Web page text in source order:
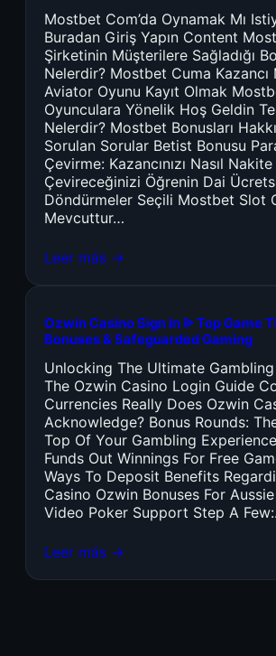
Mostbet Com’da Oynamak Mı
Buradan Giriş Yapın Content
Şirketinin Müşterilere Sağladığı
Nelerdir? Mostbet Cuma Kazancı
Aviator Oyunu Kayıt Olmak
Oyunculara Yönelik Hoş Geldin
Nelerdir? Mostbet Bonusları
Sorulan Sorular Betist Bonusu
Çevirme: Kazancınızı Nasıl Nakite
Çevireceğinizi Öğrenin Dai
Döndürmeler Seçili Mostbet Slot
Mevcuttur…
Leer más →
Ozwin Casino Sign In ᐉ Top Game
Bonuses & Safeguarded Gaming
Unlocking The Ultimate
The Ozwin Casino Login Guide
Currencies Really Does Ozwin
Acknowledge? Bonus Rounds:
Top Of Your Gambling
Funds Out Winnings For Free
Ways To Deposit Benefits
Casino Ozwin Bonuses For
Video Poker Support Step A
Leer más →